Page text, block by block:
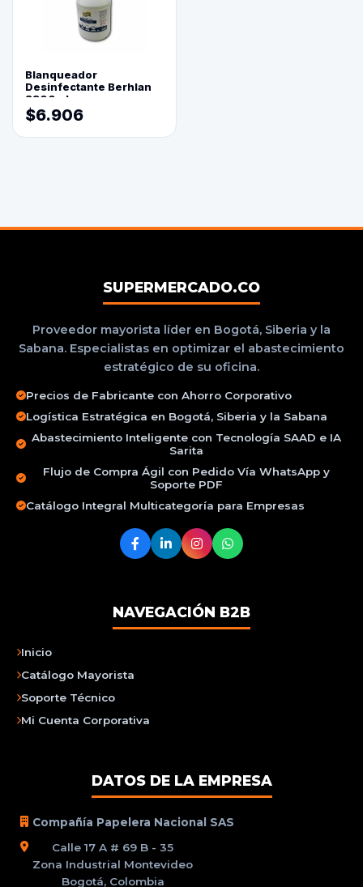
Blanqueador
Desinfectante Berhlan
3800ml
$6.906
SUPERMERCADO.CO
Proveedor mayorista líder en Bogotá, Siberia y la
Sabana. Especialistas en optimizar el abastecimiento
estratégico de su oficina.
Precios de Fabricante con Ahorro Corporativo
Logística Estratégica en Bogotá, Siberia y la Sabana
Abastecimiento Inteligente con Tecnología SAAD e IA
Sarita
Flujo de Compra Ágil con Pedido Vía WhatsApp y
Soporte PDF
Catálogo Integral Multicategoría para Empresas
NAVEGACIÓN B2B
Inicio
Catálogo Mayorista
Soporte Técnico
Mi Cuenta Corporativa
DATOS DE LA EMPRESA
Compañía Papelera Nacional SAS
Calle 17 A # 69 B - 35
Zona Industrial Montevideo
Bogotá, Colombia